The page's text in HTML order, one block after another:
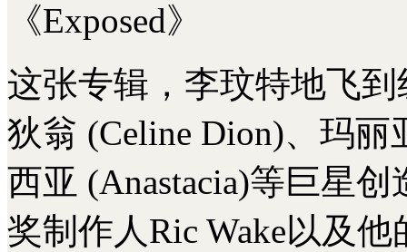
《Exposed》
这张专辑，李玟特地飞
狄翁 (Celine Dion)、玛丽
西亚 (Anastacia)等巨星
奖制作人Ric Wake以及